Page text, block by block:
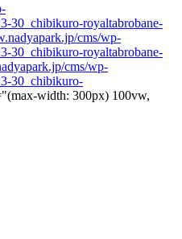
30_chibikuro-royaltabrobane-
cms/wp-
30_chibikuro-royaltabrobane-
cms/wp-
30_chibikuro-
width: 300px) 100vw,